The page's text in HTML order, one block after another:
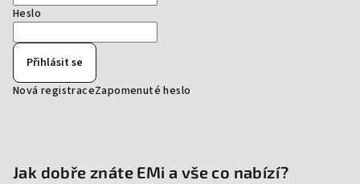
Heslo
Přihlásit se
Nová registraceZapomenuté heslo
Jak dobře znáte EMi a vše co nabízí?